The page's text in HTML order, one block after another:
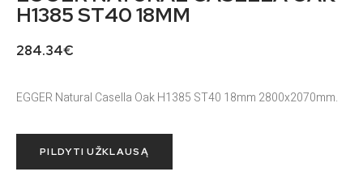
H1385 ST40 18MM
284.34€
EGGER Natural Casella Oak H1385 ST40 18mm 2800x2070mm.
PILDYTI UŽKLAUSĄ